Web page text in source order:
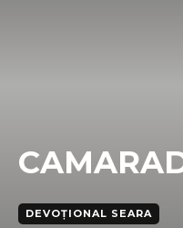
DEVOȚIONAL SEARA